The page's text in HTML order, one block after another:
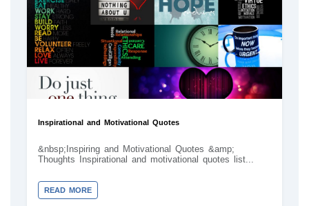
Inspirational and Motivational Quotes
&nbsp;Inspiring and Motivational Quotes &amp;
Thoughts Inspirational and motivational quotes list...
READ MORE